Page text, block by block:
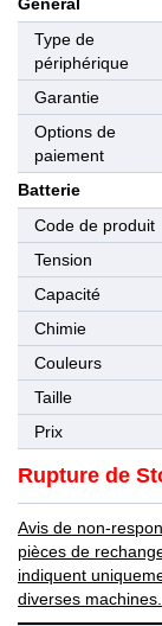
Général
Type de
périphérique
Garantie
Options de
paiement
Batterie
Code de produit
Tension
Capacité
Chimie
Couleurs
Taille
Prix
Rupture de
Avis de non-
pièces de
indiquent
diverses machines.